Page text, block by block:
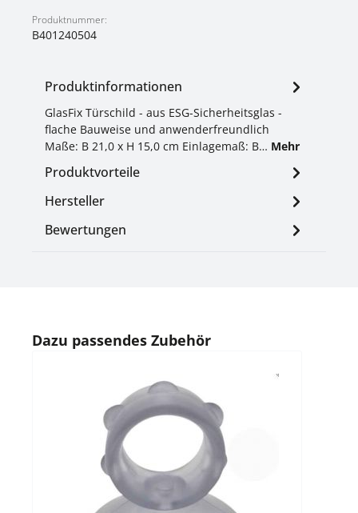
Produktnummer:
B401240504
Produktinformationen
GlasFix Türschild - aus ESG-Sicherheitsglas -
flache Bauweise und anwenderfreundlich
Maße: B 21,0 x H 15,0 cm Einlagemaß: B… Mehr
Produktvorteile
Hersteller
Bewertungen
Produktgalerie überspringen
Dazu passendes Zubehör